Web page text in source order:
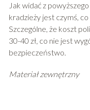
Jak widać z
kradzieży jest czymś,
Szczególne, że koszt
30-40 zł, co nie jest
bezpieczeństwo.
Materiał zewnętrzny